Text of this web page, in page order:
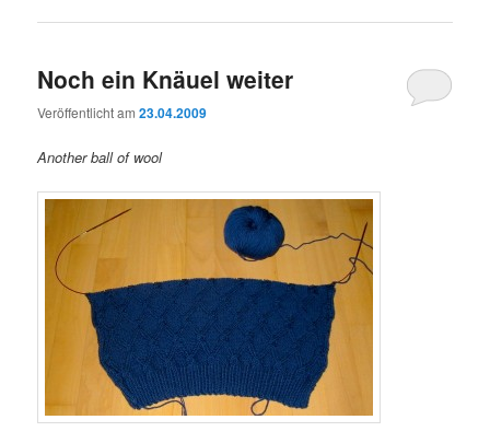
Noch ein Knäuel weiter
Veröffentlicht am23.04.2009
Another ball of wool